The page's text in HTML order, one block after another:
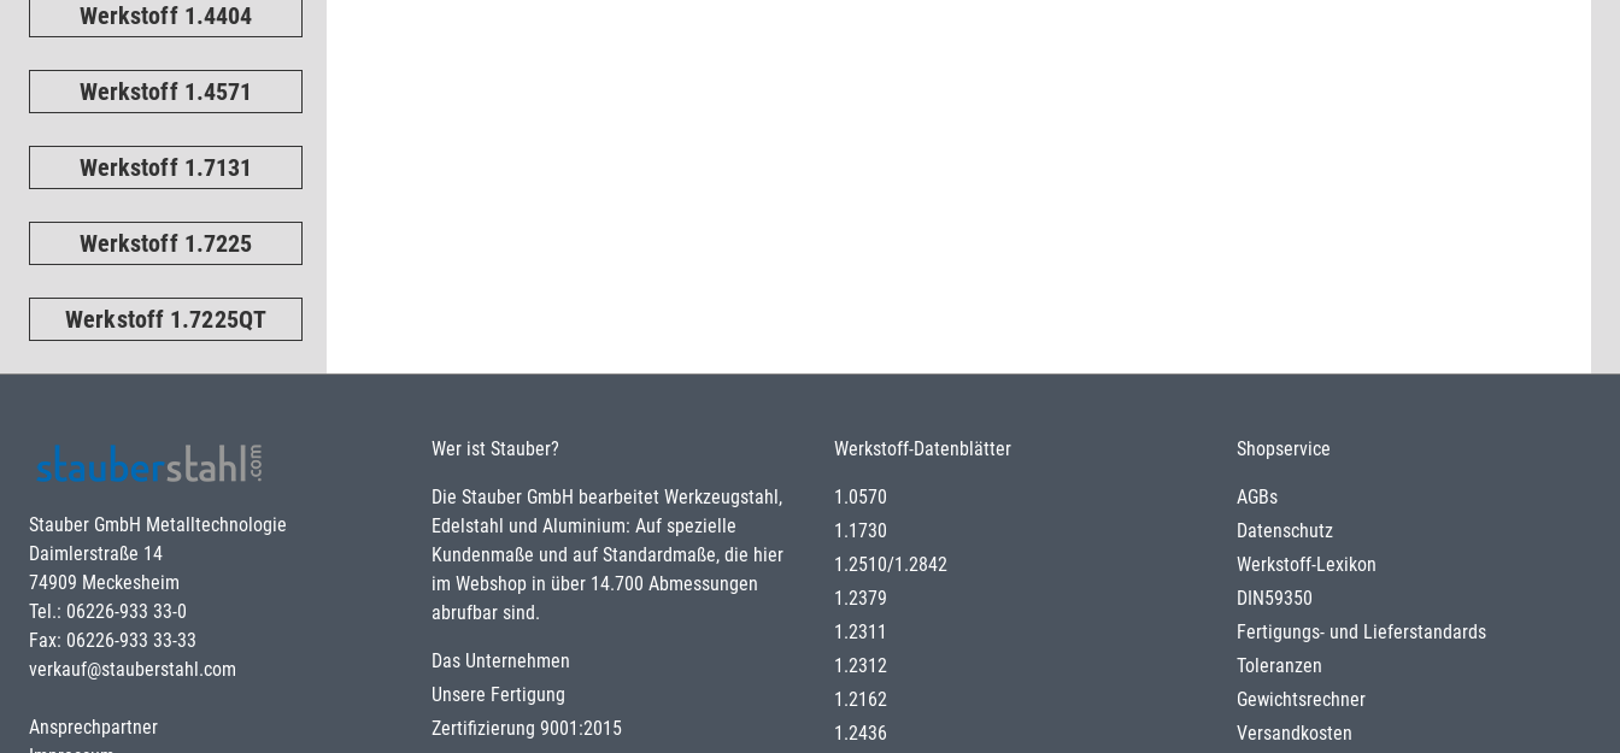
Werkstoff 1.4404
Werkstoff 1.4571
Werkstoff 1.7131
Werkstoff 1.7225
Werkstoff 1.7225QT
Stauber GmbH Metalltechnologie
Daimlerstraße 14
74909 Meckesheim
Tel.: 06226-933 33-0
Fax: 06226-933 33-33
verkauf@stauberstahl.com
Ansprechpartner
Wer ist Stauber?
Die Stauber GmbH bearbeitet Werkzeugstahl,
Edelstahl und Aluminium: Auf spezielle
Kundenmaße und auf Standardmaße, die hier
im Webshop in über 14.700 Abmessungen
abrufbar sind.
Das Unternehmen
Unsere Fertigung
Zertifizierung 9001:2015
Werkstoff-Datenblätter
1.0570
1.1730
1.2510/1.2842
1.2379
1.2311
1.2312
1.2162
1.2436
Shopservice
AGBs
Datenschutz
Werkstoff-Lexikon
DIN59350
Fertigungs- und Lieferstandards
Toleranzen
Gewichtsrechner
Versandkosten